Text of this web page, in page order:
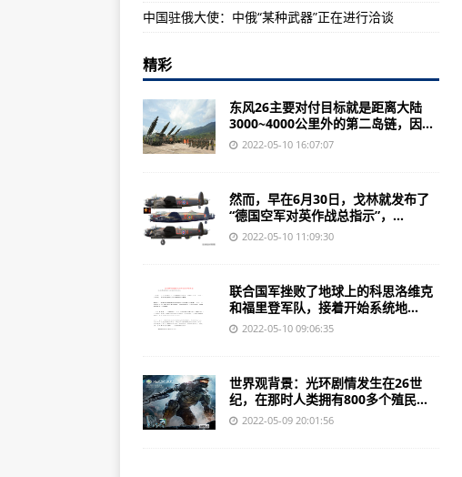
中国驻俄大使：中俄“某种武器”正在进行洽谈
精彩
东风26主要对付目标就是距离大陆
3000~4000公里外的第二岛链，因...
2022-05-10 16:07:07
然而，早在6月30日，戈林就发布了
“德国空军对英作战总指示”，...
2022-05-10 11:09:30
联合国军挫败了地球上的科思洛维克
和福里登军队，接着开始系统地...
2022-05-10 09:06:35
世界观背景：光环剧情发生在26世
纪，在那时人类拥有800多个殖民...
2022-05-09 20:01:56